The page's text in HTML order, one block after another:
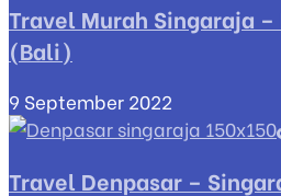
Travel Murah Singaraja –
(Bali)
9 September 2022
Travel Denpasar –